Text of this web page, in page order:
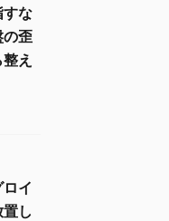
すな
の歪
え
ロイ
し